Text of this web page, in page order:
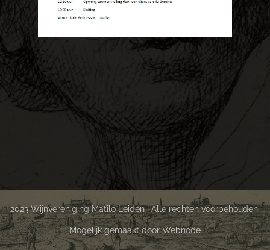
2023 Wijnvereniging Matilo Leiden | Alle rechten voorbehouden.
Mogelijk gemaakt doorWebnode